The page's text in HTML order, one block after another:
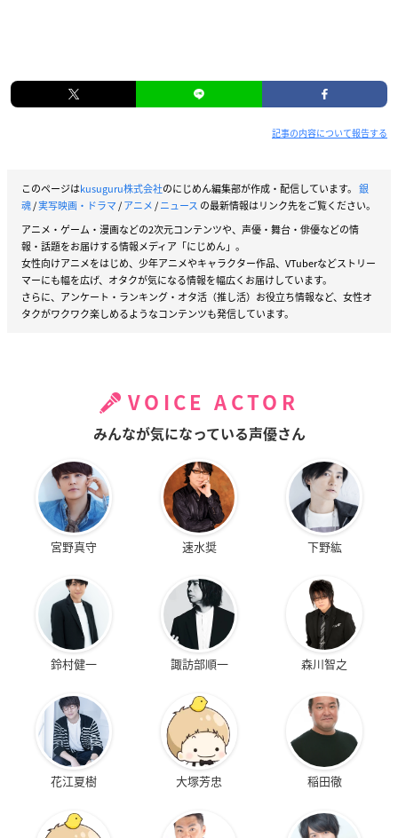
記事の内容について報告する
このページはkusuguru株式会社のにじめん編集部が作成・配信しています。 銀
魂/実写映画・ドラマ/アニメ/ニュース の最新情報はリンク先をご覧ください。
アニメ・ゲーム・漫画などの2次元コンテンツや、声優・舞台・俳優などの情
報・話題をお届けする情報メディア「にじめん」。
女性向けアニメをはじめ、少年アニメやキャラクター作品、VTuberなどストリー
マーにも幅を広げ、オタクが気になる情報を幅広くお届けしています。
さらに、アンケート・ランキング・オタ活（推し活）お役立ち情報など、女性オ
タクがワクワク楽しめるようなコンテンツも発信しています。
VOICE ACTOR
みんなが気になっている声優さん
宮野真守 速水奨 下野紘
鈴村健一 諏訪部順一 森川智之
花江夏樹 大塚芳忠 稲田徹